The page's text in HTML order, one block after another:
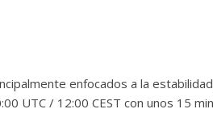
enfocados a la
UTC / 12:00 CEST con unos 15